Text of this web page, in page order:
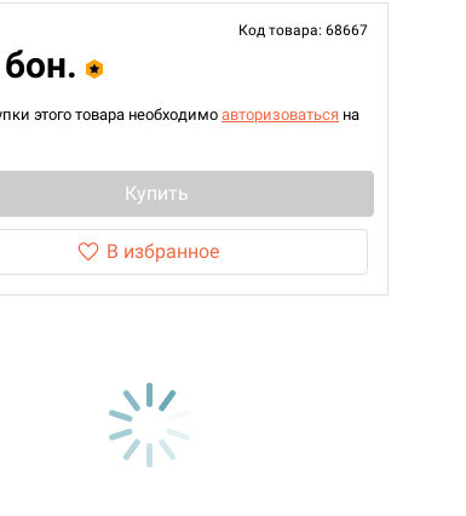
Код товара: 68667
этого товара необходимо авторизоваться на
Купить
В избранное